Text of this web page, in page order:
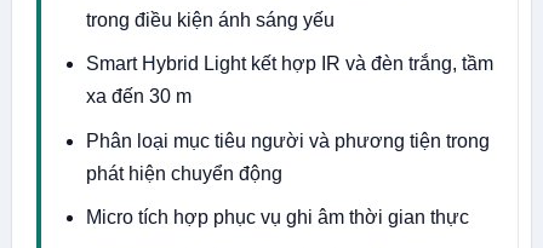
trong điều kiện ánh sáng yếu
Smart Hybrid Light kết hợp IR và đèn trắng, tầm
xa đến 30 m
Phân loại mục tiêu người và phương tiện trong
phát hiện chuyển động
Micro tích hợp phục vụ ghi âm thời gian thực